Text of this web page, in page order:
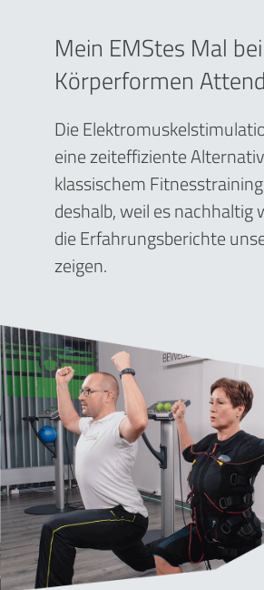
Mein EMStes Mal bei
Körperformen
Die
eine zeiteffiziente
klassischem
deshalb, weil es nachhaltig
die Erfahrungsberichte
zeigen.